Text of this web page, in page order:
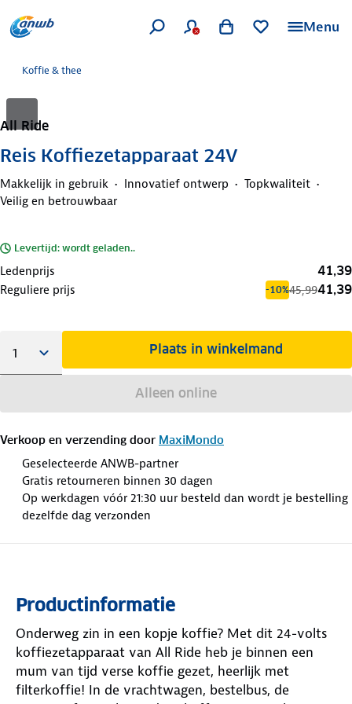
Menu
Koffie & thee
All Ride
Reis Koffiezetapparaat 24V
Makkelijk in gebruik Innovatief ontwerp
Topkwaliteit
Veilig en betrouwbaar
Levertijd: wordt geladen..
Ledenprijs 41,39
Reguliere prijs -10%45,9941,39
Plaats in winkelmand
Alleen online
Verkoop en verzending door MaxiMondo
Geselecteerde ANWB-partner
Gratis retourneren binnen 30 dagen
Op werkdagen vóór 21:30 uur besteld dan wordt je bestelling
dezelfde dag verzonden
Productinformatie
Onderweg zin in een kopje koffie? Met dit 24-volts
koffiezetapparaat van All Ride heb je binnen een
mum van tijd verse koffie gezet, heerlijk met
filterkoffie! In de vrachtwagen, bestelbus, de